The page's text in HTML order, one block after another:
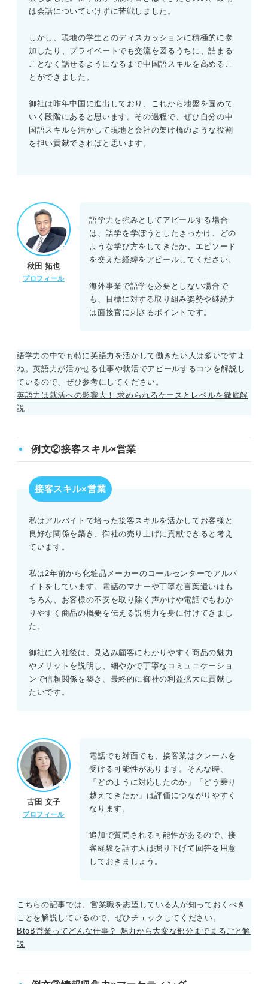
は会話についていけずに苦戦しました。
しかし、現地の学生とのディスカッションに積極的に参
加したり、プライベートでも交流を図るうちに、詰まる
ことなく話せるようになるまで中国語スキルを高めるこ
とができました。
御社は昨年中国に進出しており、これから地盤を固めて
いく段階にあると思います。その過程で、ぜひ自分の中
国語スキルを活かして現地と会社の架け橋のような役割
を担い貢献できればと思います。
秋田 拓也
プロフィール
語学力を強みとしてアピールする場合
は、語学を学ぼうとしたきっかけ、どの
ような学び方をしてきたか、エピソード
を交えた経緯をアピールしてください。
海外事業で語学を必要としない場合で
も、目標に対する取り組み姿勢や継続力
は面接官に刺さるポイントです。
語学力の中でも特に英語力を活かして働きたい人は多いですよ
ね。英語力が活かせる仕事や就活でアピールするコツを解説し
ているので、ぜひ参考にしてください。
英語力は就活への影響大！ 求められるケースとレベルを徹底解
説
例文②接客スキル×営業
接客スキル×営業
私はアルバイトで培った接客スキルを活かしてお客様と
良好な関係を築き、御社の売り上げに貢献できると考え
ています。
私は2年前から化粧品メーカーのコールセンターでアルバ
イトをしています。電話のマナーや丁寧な言葉遣いはも
ちろん、お客様の不安を取り除く声かけや電話でもわか
りやすく商品の概要を伝える説明力を身に付けてきまし
た。
御社に入社後は、見込み顧客にわかりやすく商品の魅力
やメリットを説明し、細やかで丁寧なコミュニケーショ
ンで信頼関係を築き、最終的に御社の利益拡大に貢献し
たいです。
古田 文子
プロフィール
電話でも対面でも、接客業はクレームを
受ける可能性があります。そんな時、
「どのように対応したのか」「どう乗り
越えてきたか」は評価につながりやすく
なります。
追加で質問される可能性があるので、接
客経験を話す人は掘り下げて回答を用意
しておきましょう。
こちらの記事では、営業職を志望している人が知っておくべき
ことを解説しているので、ぜひチェックしてください。
BtoB営業ってどんな仕事？ 魅力から大変な部分までまるごと解
説